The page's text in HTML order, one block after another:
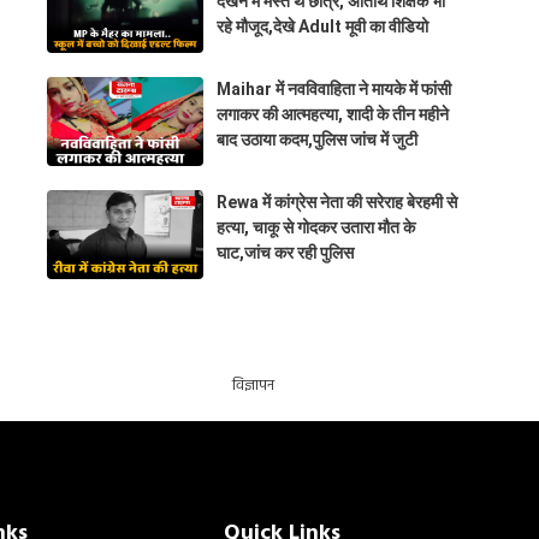
रहे मौजूद,देखे Adult मूवी का वीडियो
Maihar में नवविवाहिता ने मायके में फांसी
लगाकर की आत्महत्या, शादी के तीन महीने
बाद उठाया कदम,पुलिस जांच में जुटी
Rewa में कांग्रेस नेता की सरेराह बेरहमी से
हत्या, चाकू से गोदकर उतारा मौत के
घाट,जांच कर रही पुलिस
विज्ञापन